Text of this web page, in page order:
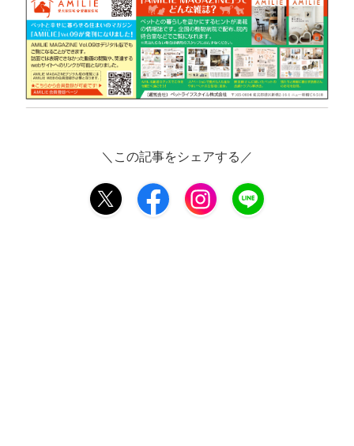
＼この記事をシェアする／